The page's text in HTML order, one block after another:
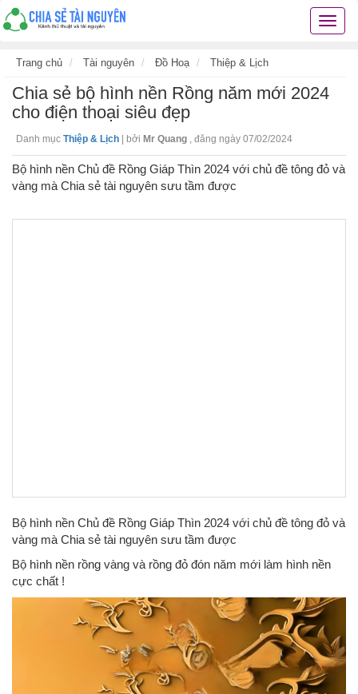
Chia
kiến
các
thủ
Trang chủ Tài nguyên Đồ Hoạ Thiệp & Lịch
Chia sẻ bộ hình nền Rồng năm mới 2024
cho điện thoại siêu đẹp
Danh mục Thiệp & Lịch bởi Mr Quang , đăng ngày 07/02/2024
Bộ hình nền Chủ đề Rồng Giáp Thìn 2024 với chủ đề tông đỏ và
vàng mà Chia sẻ tài nguyên sưu tầm được
Bộ hình nền Chủ đề Rồng Giáp Thìn 2024 với chủ đề tông đỏ và
vàng mà Chia sẻ tài nguyên sưu tầm được
Bộ hình nền rồng vàng và rồng đỏ đón năm mới làm hình nền
cực chất !